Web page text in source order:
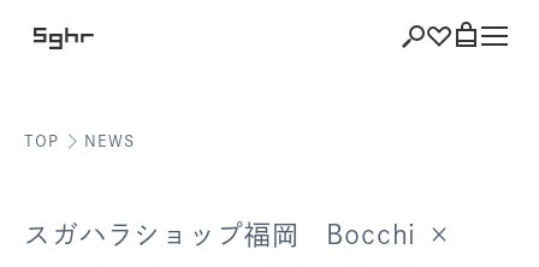
ショッピング バッグを見る
TOP NEWS
スガハラショップ福岡 Bocchi ×